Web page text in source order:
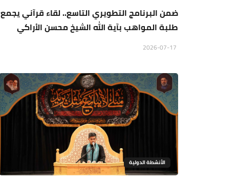
ضمن البرنامج التطويري التاسع.. لقاء قرآني يجمع
طلبة المواهب بآية الله الشيخ محسن الأراكي
الأنشطة الدولية